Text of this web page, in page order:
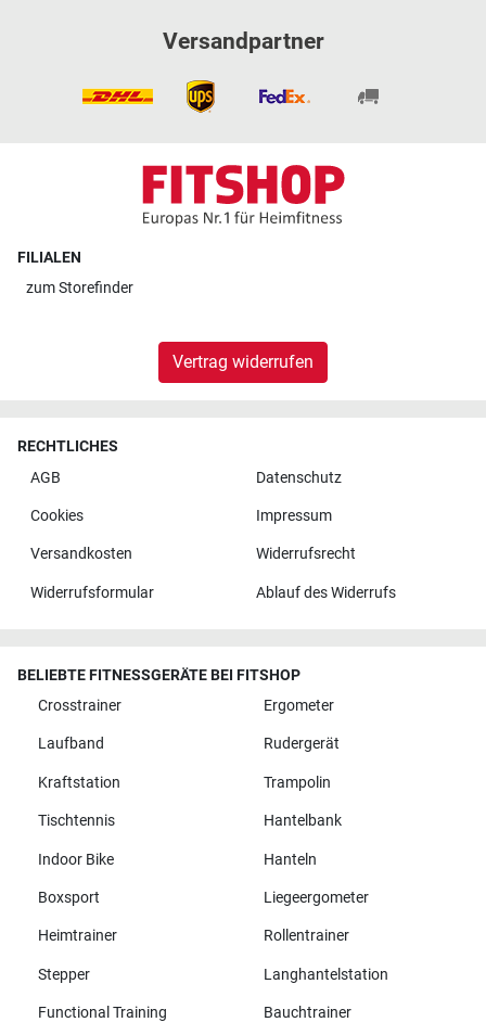
Versandpartner
FILIALEN
zumStorefinder
Vertrag widerrufen
RECHTLICHES
AGB
Datenschutz
Cookies Impressum
Versandkosten Widerrufsrecht
Widerrufsformular Ablauf des Widerrufs
BELIEBTE FITNESSGERÄTE BEI FITSHOP
Crosstrainer
Ergometer
Laufband Rudergerät
Kraftstation Trampolin
Tischtennis Hantelbank
Indoor Bike Hanteln
Boxsport Liegeergometer
Heimtrainer Rollentrainer
Stepper Langhantelstation
Functional Training Bauchtrainer